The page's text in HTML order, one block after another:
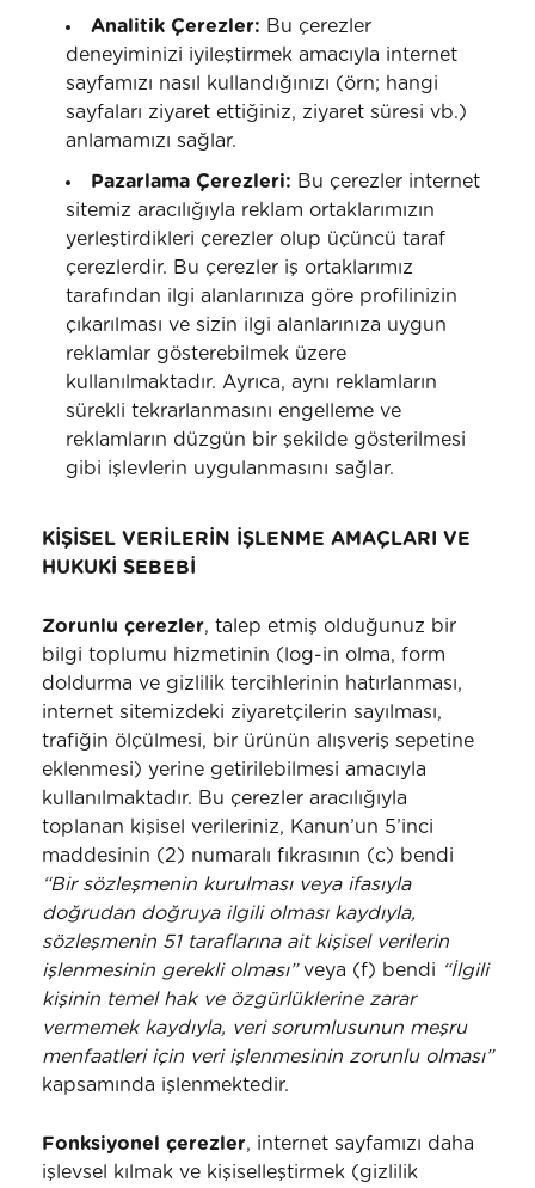
Analitik Çerezler: Bu çerezler
deneyiminizi iyileştirmek amacıyla internet
sayfamızı nasıl kullandığınızı (örn; hangi
sayfaları ziyaret ettiğiniz, ziyaret süresi vb.)
anlamamızı sağlar.
Pazarlama Çerezleri: Bu çerezler internet
sitemiz aracılığıyla reklam ortaklarımızın
yerleştirdikleri çerezler olup üçüncü taraf
çerezlerdir. Bu çerezler iş ortaklarımız
tarafından ilgi alanlarınıza göre profilinizin
çıkarılması ve sizin ilgi alanlarınıza uygun
reklamlar gösterebilmek üzere
kullanılmaktadır. Ayrıca, aynı reklamların
sürekli tekrarlanmasını engelleme ve
reklamların düzgün bir şekilde gösterilmesi
gibi işlevlerin uygulanmasını sağlar.
KİŞİSEL VERİLERİN İŞLENME AMAÇLARI VE
HUKUKİ SEBEBİ
Zorunlu çerezler, talep etmiş olduğunuz bir
bilgi toplumu hizmetinin (log-in olma, form
doldurma ve gizlilik tercihlerinin hatırlanması,
internet sitemizdeki ziyaretçilerin sayılması,
trafiğin ölçülmesi, bir ürünün alışveriş sepetine
eklenmesi) yerine getirilebilmesi amacıyla
kullanılmaktadır. Bu çerezler aracılığıyla
toplanan kişisel verileriniz, Kanun’un 5’inci
maddesinin (2) numaralı fıkrasının (c) bendi
“Bir sözleşmenin kurulması veya ifasıyla
doğrudan doğruya ilgili olması kaydıyla,
sözleşmenin 51 taraflarına ait kişisel verilerin
işlenmesinin gerekli olması”veya (f) bendi “İlgili
kişinin temel hak ve özgürlüklerine zarar
vermemek kaydıyla, veri sorumlusunun meşru
menfaatleri için veri işlenmesinin zorunlu olması”
kapsamında işlenmektedir.
Fonksiyonel çerezler, internet sayfamızı daha
işlevsel kılmak ve kişiselleştirmek (gizlilik